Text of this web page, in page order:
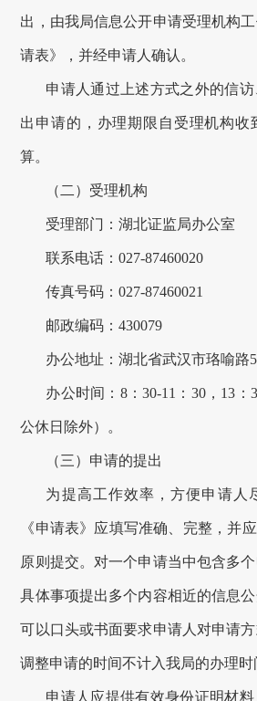
出，由我局信息公开申请受理机构
请表》，并经申请人确认。
申请人通过上述方式之外的信
出申请的，办理期限自受理机构收
算。
（二）受理机构
受理部门：湖北证监局办公室
联系电话：027-87460020
传真号码：027-87460021
邮政编码：430079
办公地址：湖北省武汉市珞喻路
办公时间：8：30-11：30，13：
公休日除外）。
（三）申请的提出
为提高工作效率，方便申请人
《申请表》应填写准确、完整，并
原则提交。对一个申请当中包含多
具体事项提出多个内容相近的信息
可以口头或书面要求申请人对申请
调整申请的时间不计入我局的办理时
申请人应提供有效身份证明材